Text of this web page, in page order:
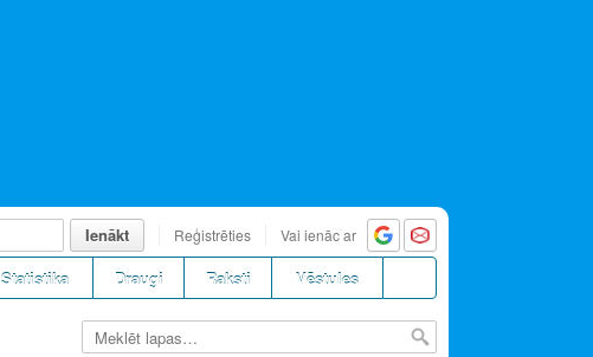
Ienākt Reģistrēties Vai ienāc ar
Statistika Draugi Raksti Vēstules